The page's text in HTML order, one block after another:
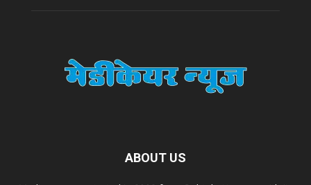
Dr. Madhukar Pharmaceuticals (P) Ltd
Dr. Alson Laboratories Private Limited
ABOUT US